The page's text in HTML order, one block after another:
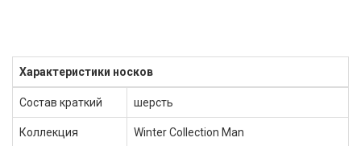
Характеристики носков
Состав краткий шерсть
Коллекция Winter Collection Man